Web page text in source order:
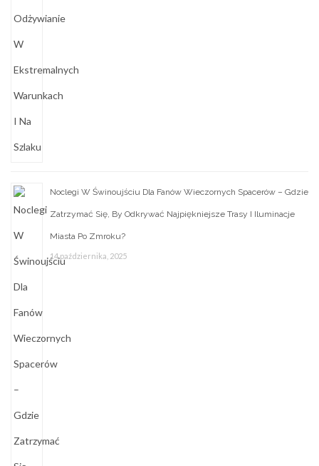
Noclegi W Świnoujściu Dla Fanów Wieczornych Spacerów – Gdzie
Zatrzymać Się, By Odkrywać Najpiękniejsze Trasy I Iluminacje
Miasta Po Zmroku?
14 października, 2025